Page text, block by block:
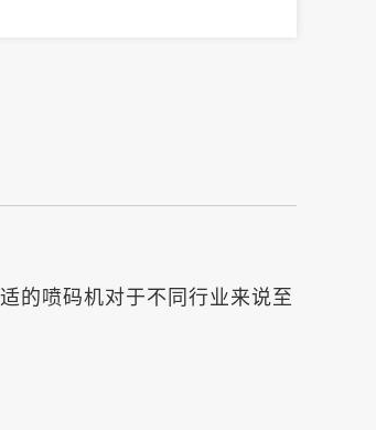
的喷码机对于不同行业来说至